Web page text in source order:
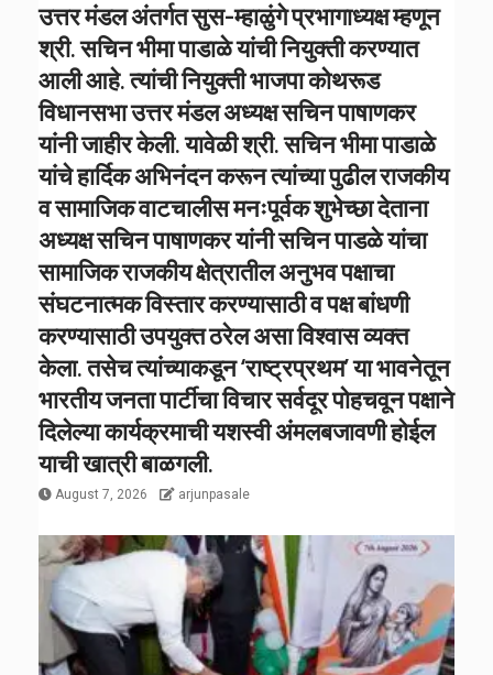
उत्तर मंडल अंतर्गत सुस-म्हाळुंगे प्रभागाध्यक्ष म्हणून
श्री. सचिन भीमा पाडाळे यांची नियुक्ती करण्यात
आली आहे. त्यांची नियुक्ती भाजपा कोथरूड
विधानसभा उत्तर मंडल अध्यक्ष सचिन पाषाणकर
यांनी जाहीर केली. यावेळी श्री. सचिन भीमा पाडाळे
यांचे हार्दिक अभिनंदन करून त्यांच्या पुढील राजकीय
व सामाजिक वाटचालीस मनःपूर्वक शुभेच्छा देताना
अध्यक्ष सचिन पाषाणकर यांनी सचिन पाडळे यांचा
सामाजिक राजकीय क्षेत्रातील अनुभव पक्षाचा
संघटनात्मक विस्तार करण्यासाठी व पक्ष बांधणी
करण्यासाठी उपयुक्त ठरेल असा विश्वास व्यक्त
केला. तसेच त्यांच्याकडून ‘राष्ट्रप्रथम’ या भावनेतून
भारतीय जनता पार्टीचा विचार सर्वदूर पोहचवून पक्षाने
दिलेल्या कार्यक्रमाची यशस्वी अंमलबजावणी होईल
याची खात्री बाळगली.
August 7, 2026 arjunpasale